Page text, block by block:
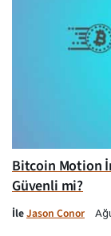
Bitcoin Motion
Güvenli mi?
İleJason Conor